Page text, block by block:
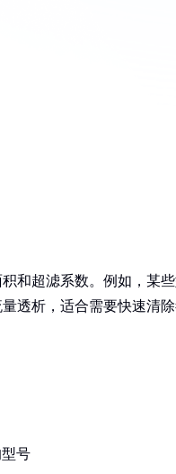
和超滤系数。例如，某
透析，适合需要快速清
号